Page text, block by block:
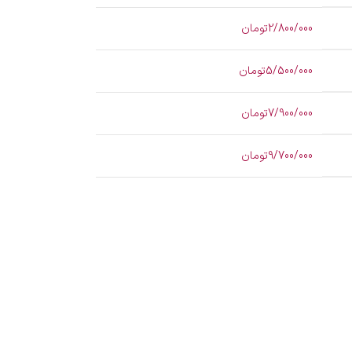
2/800/000تومان
5/500/000تومان
7/900/000تومان
9/700/000تومان